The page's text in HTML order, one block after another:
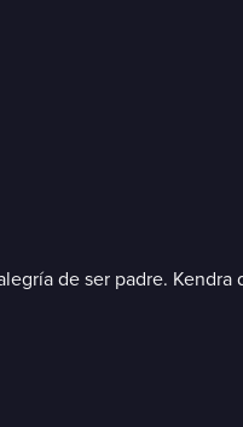
de ser padre.